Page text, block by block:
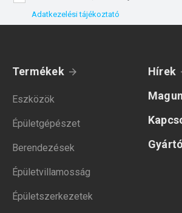
Adatkezelési tájékoztató
Termékek
Eszközök
Épületgépészet
Berendezések
Épületvillamosság
Épületszerkezetek
Hírek